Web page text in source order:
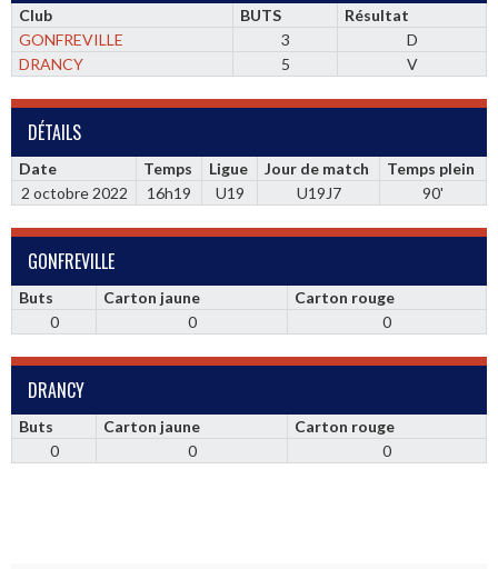
Club BUTS
Résultat
GONFREVILLE
3
D
DRANCY
5 V
DÉTAILS
Date Temps Ligue Jour de match
Temps plein
2 octobre 2022
16h19 U19 U19J7 90'
GONFREVILLE
Buts Carton jaune
Carton rouge
0
0 0
DRANCY
Buts Carton jaune
Carton rouge
0
0 0